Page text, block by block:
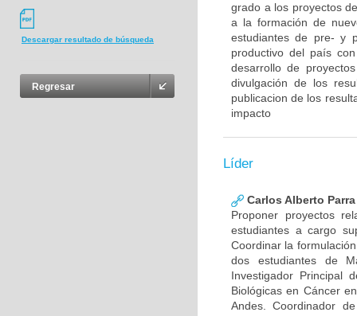
Descargar resultado de búsqueda
Regresar
grado a los proyectos
a la formación de
estudiantes de pre- y
productivo del país
desarrollo de
divulgación de los
publicacion de los
impacto
Líder
Carlos Alberto
Proponer proyectos
estudiantes a cargo
Coordinar la
dos estudiantes de
Investigador Principal
Biológicas en Cáncer
Andes. Coordinador